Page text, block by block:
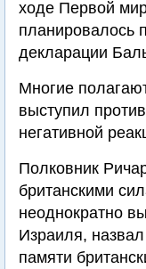
ходе Первой
планировалось
декларации
Многие
выступил
негативной
Полковник
британскими
неоднократно
Израиля,
памяти